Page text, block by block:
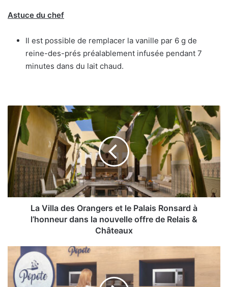
Astuce du chef
Il est possible de remplacer la vanille par 6 g de
reine-des-prés préalablement infusée pendant 7
minutes dans du lait chaud.
Villa
des
Orangers
et
le
Palais
Ronsard
à
l’honneur
de
Relais
La Villa des Orangers et le Palais Ronsard à
l’honneur dans la nouvelle offre de Relais &
Châteaux
Popote